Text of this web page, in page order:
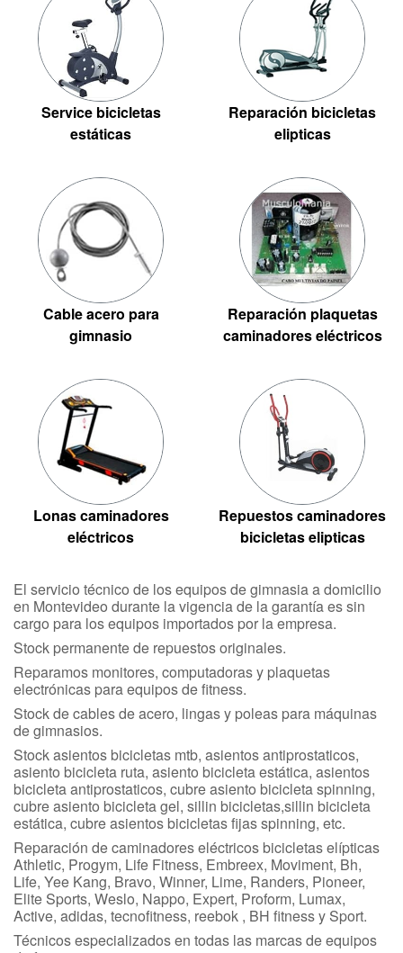
Service bicicletas
estáticas
Reparación bicicletas
elipticas
Cable acero para
gimnasio
Reparación plaquetas
caminadores eléctricos
Lonas caminadores
eléctricos
Repuestos caminadores
bicicletas elipticas
El servicio técnico de los equipos de gimnasia a domicilio
en Montevideo durante la vigencia de la garantía es sin
cargo para los equipos importados por la empresa.
Stock permanente de repuestos originales.
Reparamos monitores, computadoras y plaquetas
electrónicas para equipos de fitness.
Stock de cables de acero, lingas y poleas para máquinas
de gimnasios.
Stock asientos bicicletas mtb, asientos antiprostaticos,
asiento bicicleta ruta, asiento bicicleta estática, asientos
bicicleta antiprostaticos, cubre asiento bicicleta spinning,
cubre asiento bicicleta gel, sillin bicicletas,sillin bicicleta
estática, cubre asientos bicicletas fijas spinning, etc.
Reparación de caminadores eléctricos bicicletas elípticas
Athletic, Progym, Life Fitness, Embreex, Moviment, Bh,
Life, Yee Kang, Bravo, Winner, Lime, Randers, Pioneer,
Elite Sports, Weslo, Nappo, Expert, Proform, Lumax,
Active, adidas, tecnofitness, reebok , BH fitness y Sport.
Técnicos especializados en todas las marcas de equipos